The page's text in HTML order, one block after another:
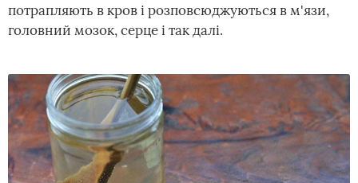
потрапляють в кров і розповсюджуються в м'язи,
головний мозок, серце і так далі.